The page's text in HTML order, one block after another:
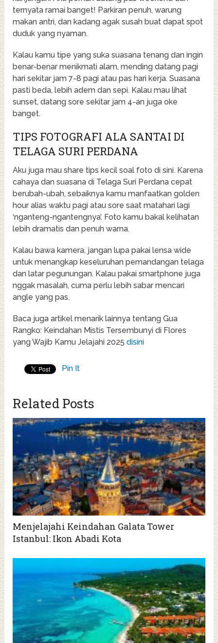
ternyata ramai banget! Parkiran penuh, warung
makan antri, dan kadang agak susah buat dapat spot
duduk yang nyaman.
Kalau kamu tipe yang suka suasana tenang dan ingin
benar-benar menikmati alam, mending datang pagi
hari sekitar jam 7-8 pagi atau pas hari kerja. Suasana
pasti beda, lebih adem dan sepi. Kalau mau lihat
sunset, datang sore sekitar jam 4-an juga oke
banget.
TIPS FOTOGRAFI ALA SANTAI DI
TELAGA SURI PERDANA
Aku juga mau share tips kecil soal foto di sini. Karena
cahaya dan suasana di Telaga Suri Perdana cepat
berubah-ubah, sebaiknya kamu manfaatkan golden
hour alias waktu pagi atau sore saat matahari lagi
‘nganteng-ngantengnya’. Foto kamu bakal kelihatan
lebih dramatis dan penuh warna.
Kalau bawa kamera, jangan lupa pakai lensa wide
untuk menangkap keseluruhan pemandangan telaga
dan latar pegunungan. Kalau pakai smartphone juga
nggak masalah, cuma perlu lebih sabar mencari
angle yang pas.
Baca juga artikel menarik lainnya tentang Gua
Rangko: Keindahan Mistis Tersembunyi di Flores
yang Wajib Kamu Jelajahi 2025disini
Pin It
Related Posts
Menjelajahi Keindahan Galata Tower
Istanbul: Ikon Abadi Kota